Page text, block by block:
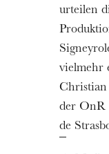
urteilen
vielmehr
Christian
der OnR
de